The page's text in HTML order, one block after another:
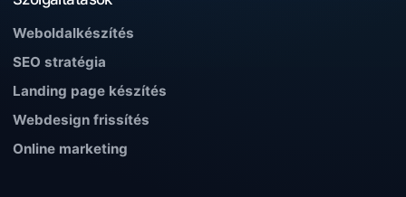
Weboldalkészítés
SEO stratégia
Landing page készítés
Webdesign frissítés
Online marketing